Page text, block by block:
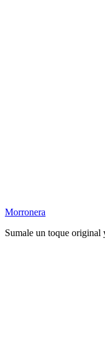
Morronera
Sumale un toque